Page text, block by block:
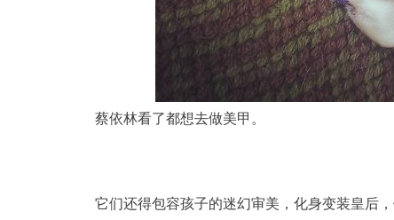
蔡依林看了都想去做美甲。
它们还得包容孩子的迷幻审美，化身变装皇后